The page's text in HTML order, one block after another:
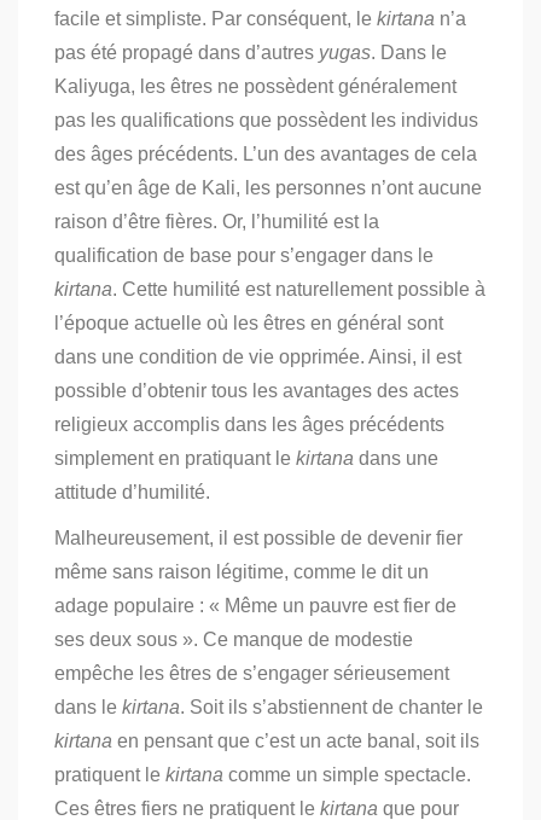
facile et simpliste. Par conséquent, le kirtana n’a
pas été propagé dans d’autres yugas. Dans le
Kaliyuga, les êtres ne possèdent généralement
pas les qualifications que possèdent les individus
des âges précédents. L’un des avantages de cela
est qu’en âge de Kali, les personnes n’ont aucune
raison d’être fières. Or, l’humilité est la
qualification de base pour s’engager dans le
kirtana. Cette humilité est naturellement possible à
l’époque actuelle où les êtres en général sont
dans une condition de vie opprimée. Ainsi, il est
possible d’obtenir tous les avantages des actes
religieux accomplis dans les âges précédents
simplement en pratiquant le kirtana dans une
attitude d’humilité.
Malheureusement, il est possible de devenir fier
même sans raison légitime, comme le dit un
adage populaire : « Même un pauvre est fier de
ses deux sous ». Ce manque de modestie
empêche les êtres de s’engager sérieusement
dans le kirtana. Soit ils s’abstiennent de chanter le
kirtana en pensant que c’est un acte banal, soit ils
pratiquent le kirtana comme un simple spectacle.
Ces êtres fiers ne pratiquent le kirtana que pour